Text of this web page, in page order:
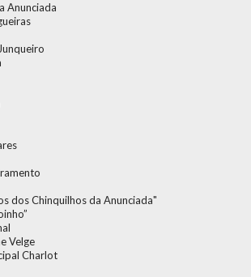
Anunciada
dos Chinquilhos da Anunciada"
Velge
Charlot